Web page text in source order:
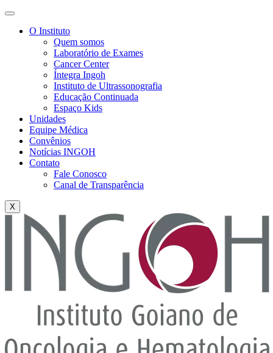
O Instituto
Quem somos
Laboratório de Exames
Cancer Center
Íntegra Ingoh
Instituto de Ultrassonografia
Educação Continuada
Espaço Kids
Unidades
Equipe Médica
Convênios
Notícias INGOH
Contato
Fale Conosco
Canal de Transparência
X